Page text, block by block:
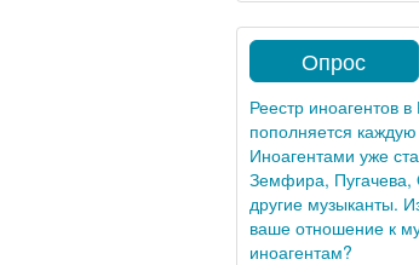
Опрос
Реестр иноагентов в
пополняется
Иноагентами уже
Земфира, Пугачева,
другие музыканты.
ваше отношение к
иноагентам?